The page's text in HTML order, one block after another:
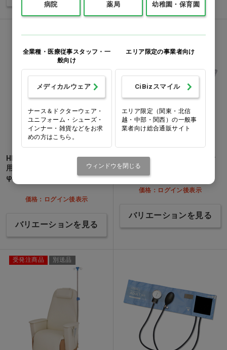
HEINE ミニ3000 検耳鏡 交換
用リユーザブルスペキュラ
φ2.4ｍｍ…他
価格：ログイン後表示
バリエーションを見る
HEINE ミニ3000 舌圧子 ディ
スポ舌圧子…他
価格：ログイン後表示
バリエーションを見る
受発注商品 別送品
病院 薬局 幼稚園・保育園
全業種・医療従事スタッフ・一
般向け
メディカルウェア
ナース＆ドクターウェア・
ユニフォーム・シューズ・
インナー・雑貨などをお求
めの方はこちら。
エリア限定の事業者向け
CiBizスマイル
エリア限定（関東・北信
越・中部・関西）の一般事
業者向け総合通販サイト
ウィンドウを閉じる